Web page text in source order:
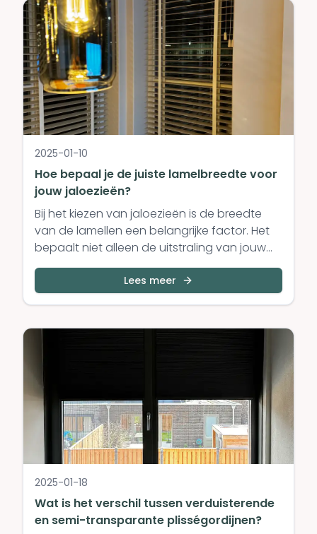
2025-01-10
Hoe bepaal je de juiste lamelbreedte voor
jouw jaloezieën?
Bij het kiezen van jaloezieën is de breedte
van de lamellen een belangrijke factor. Het
bepaalt niet alleen de uitstraling van jouw
interieur, maar h...
Lees meer
2025-01-18
Wat is het verschil tussen verduisterende
en semi-transparante plisségordijnen?